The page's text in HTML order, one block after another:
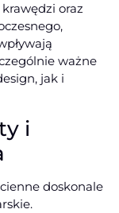
oraz
ważne
jak i
i
doskonale